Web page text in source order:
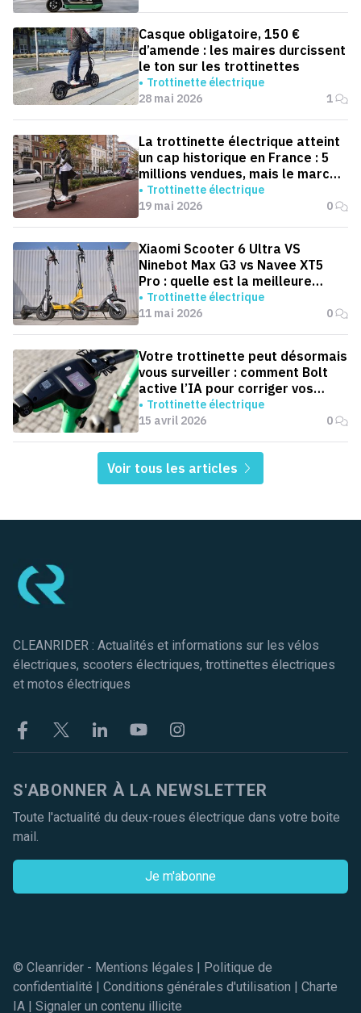
Casque obligatoire, 150 €
d’amende : les maires durcissent
le ton sur les trottinettes
Trottinette électrique
28 mai 2026
1
La trottinette électrique atteint
un cap historique en France : 5
millions vendues, mais le marché
ralentit
Trottinette électrique
19 mai 2026
0
Xiaomi Scooter 6 Ultra VS
Ninebot Max G3 vs Navee XT5
Pro : quelle est la meilleure
trottinette pour aller au boulot ?
Trottinette électrique
11 mai 2026
0
Votre trottinette peut désormais
vous surveiller : comment Bolt
active l’IA pour corriger vos
trajets
Trottinette électrique
15 avril 2026
0
Voir tous les articles
CLEANRIDER : Actualités et informations sur les vélos
électriques, scooters électriques, trottinettes électriques
et motos électriques
FacebookTwitter LinkekinYoutubeInstagram
S'ABONNER À LA NEWSLETTER
Toute l'actualité du deux-roues électrique dans votre boite
mail.
Je m'abonne
© Cleanrider - Mentions légales
Politique de
confidentialité
Conditions générales d'utilisation
Charte
IA
Signaler un contenu illicite